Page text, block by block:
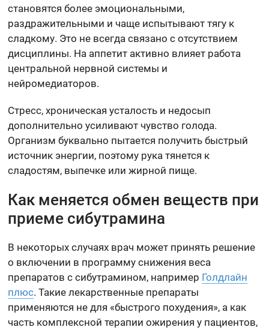
становятся более эмоциональными,
раздражительными и чаще испытывают тягу к
сладкому. Это не всегда связано с отсутствием
дисциплины. На аппетит активно влияет работа
центральной нервной системы и
нейромедиаторов.
Стресс, хроническая усталость и недосып
дополнительно усиливают чувство голода.
Организм буквально пытается получить быстрый
источник энергии, поэтому рука тянется к
сладостям, выпечке или жирной пище.
Как меняется обмен веществ при
приеме сибутрамина
В некоторых случаях врач может принять решение
о включении в программу снижения веса
препаратов с сибутрамином, например Голдлайн
плюс. Такие лекарственные препараты
применяются не для «быстрого похудения», а как
часть комплексной терапии ожирения у пациентов,